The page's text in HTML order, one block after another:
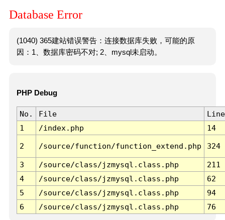
Database Error
(1040) 365建站错误警告：连接数据库失败，可能的原
因：1、数据库密码不对; 2、mysql未启动。
PHP Debug
No. File
Line
1
/index.php 14
2 /source/function/function_extend.php 324
3 /source/class/jzmysql.class.php
211
4
/source/class/jzmysql.class.php
62
5
/source/class/jzmysql.class.php
94
6
/source/class/jzmysql.class.php 76